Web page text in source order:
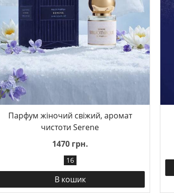
Парфум жіночий свіжий, аромат
чистоти Serene
1470 грн.
16
В кошик